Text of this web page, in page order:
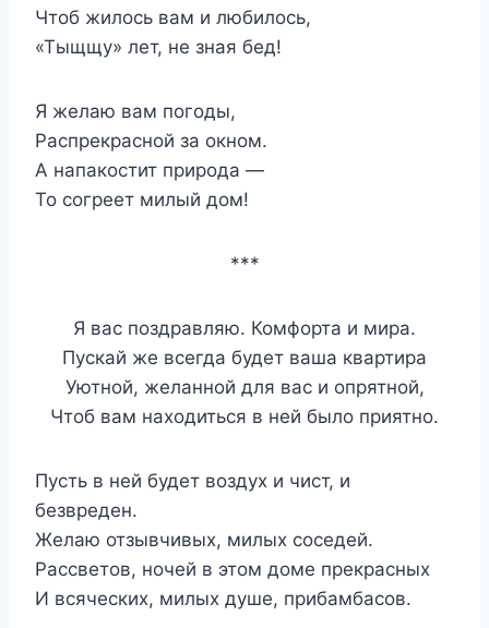
Чтоб жилось вам и любилось,
«Тыщщу» лет, не зная бед!
Я желаю вам погоды,
Распрекрасной за окном.
А напакостит природа —
То согреет милый дом!
***
Я вас поздравляю. Комфорта и мира.
Пускай же всегда будет ваша квартира
Уютной, желанной для вас и опрятной,
Чтоб вам находиться в ней было приятно.
Пусть в ней будет воздух и чист, и
безвреден.
Желаю отзывчивых, милых соседей.
Рассветов, ночей в этом доме прекрасных
И всяческих, милых душе, прибамбасов.